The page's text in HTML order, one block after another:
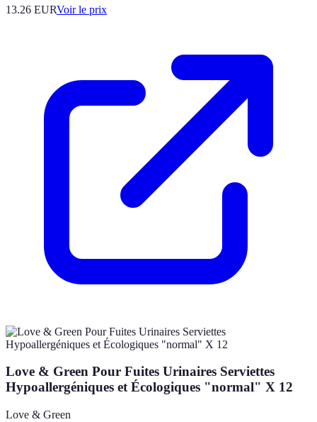
13.26 EURVoir le prix
Love & Green Pour Fuites Urinaires Serviettes
Hypoallergéniques et Écologiques "normal" X 12
Love & Green